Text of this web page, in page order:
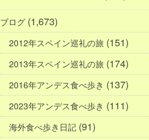
ブログ (1,673)
2012年スペイン巡礼の旅 (151)
2013年スペイン巡礼の旅 (174)
2016年アンデス食べ歩き (137)
2023年アンデス食べ歩き (111)
海外食べ歩き日記 (91)